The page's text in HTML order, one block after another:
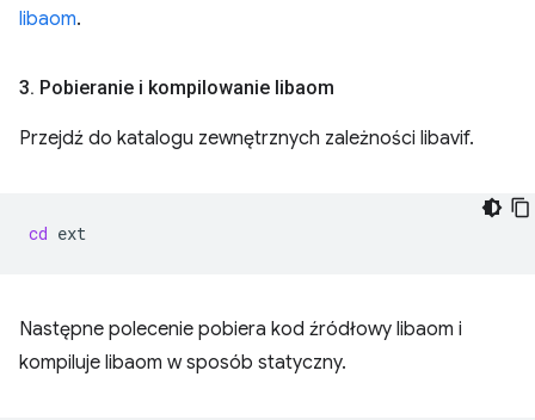
libaom.
3. Pobieranie i kompilowanie libaom
Przejdź do katalogu zewnętrznych zależności libavif.
cd
Następne polecenie pobiera kod źródłowy libaom i
kompiluje libaom w sposób statyczny.